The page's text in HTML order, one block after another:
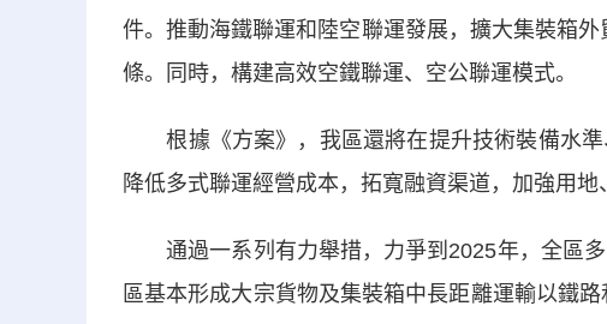
件。推動海鐵聯運和陸空聯運發展，擴大集裝箱
條。同時，構建高效空鐵聯運、空公聯運模式。
根據《方案》，我區還將在提升技術裝備水準
降低多式聯運經營成本，拓寬融資渠道，加強用地
通過一系列有力舉措，力爭到2025年，全區多
區基本形成大宗貨物及集裝箱中長距離運輸以鐵